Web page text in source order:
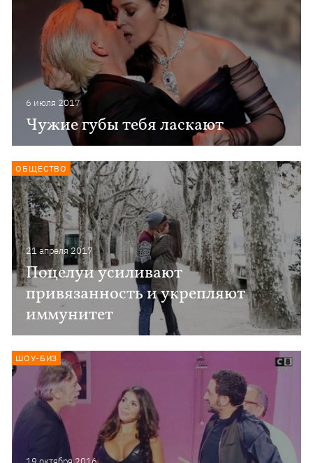
6 июля 2017
Чужие губы тебя ласкают
21 апреля 2017
Поцелуи усиливают
привязанность и укрепляют
иммунитет
ОБЩЕСТВО
ШОУ-БИЗ